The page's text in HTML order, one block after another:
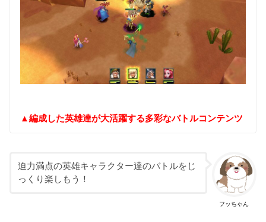
▲編成した英雄達が大活躍する多彩なバトルコンテンツ
フッちゃん
迫力満点の英雄キャラクター達のバトルをじ
っくり楽しもう！